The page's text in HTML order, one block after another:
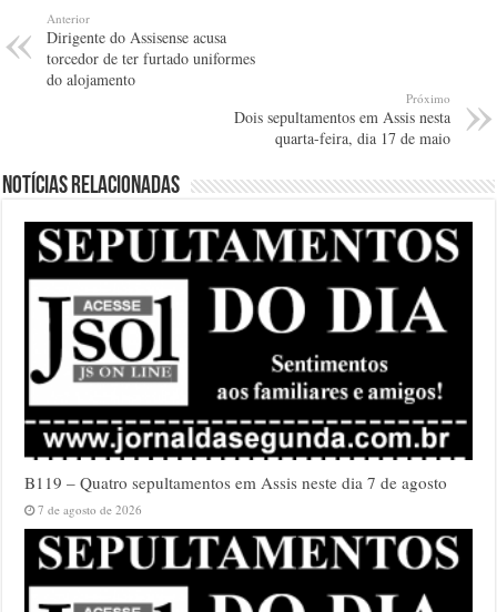
Anterior
Dirigente do Assisense acusa
torcedor de ter furtado uniformes
do alojamento
Próximo
Dois sepultamentos em Assis nesta
quarta-feira, dia 17 de maio
Notícias relacionadas
B119 – Quatro sepultamentos em Assis neste dia 7 de agosto
7 de agosto de 2026